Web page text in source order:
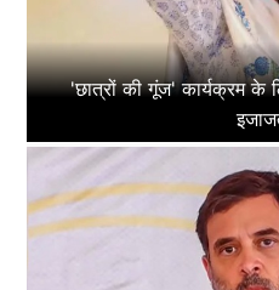
'छात्रों की गूंज' कार्यक्रम के